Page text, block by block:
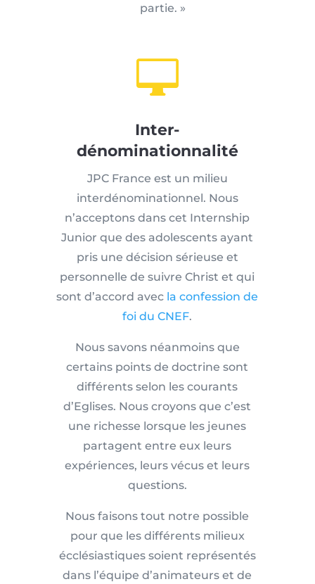
partie. »

Inter-
dénominationnalité
JPC France est un milieu
interdénominationnel. Nous
n’acceptons dans cet Internship
Junior que des adolescents ayant
pris une décision sérieuse et
personnelle de suivre Christ et qui
sont d’accord avec la confession de
foi du CNEF.
Nous savons néanmoins que
certains points de doctrine sont
différents selon les courants
d’Eglises. Nous croyons que c’est
une richesse lorsque les jeunes
partagent entre eux leurs
expériences, leurs vécus et leurs
questions.
Nous faisons tout notre possible
pour que les différents milieux
écclésiastiques soient représentés
dans l’équipe d’animateurs et de